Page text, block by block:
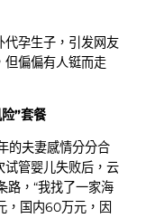
孕生子，引发网友
但偏偏有人铤而走
”套餐
夫妻感情分分合
试管婴儿失败后，云
路，“我找了一家海
，国内60万元，因